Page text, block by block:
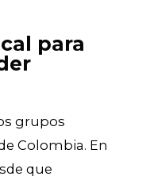
para
grupos
Colombia. En
que